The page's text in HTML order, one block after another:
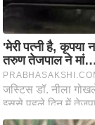
स्थ
फि
ट
ने
स
मं